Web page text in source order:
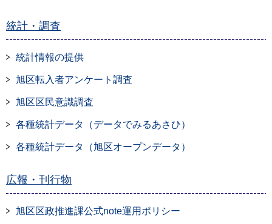
統計・調査
統計情報の提供
旭区転入者アンケート調査
旭区区民意識調査
各種統計データ（データでみるあさひ）
各種統計データ（旭区オープンデータ）
広報・刊行物
旭区区政推進課公式note運用ポリシー